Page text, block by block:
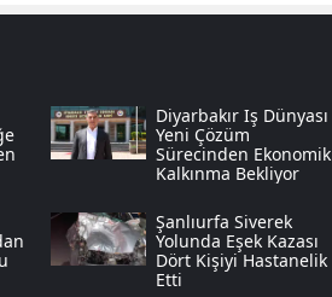
Van
Yozgat
Zonguldak
Aksaray
Diyarbakır Iş Dünyası
Yeni Çözüm
Sürecinden Ekonomik
Kalkınma Bekliyor
Şanlıurfa Siverek
Yolunda Eşek Kazası
Dört Kişiyi Hastanelik
Etti